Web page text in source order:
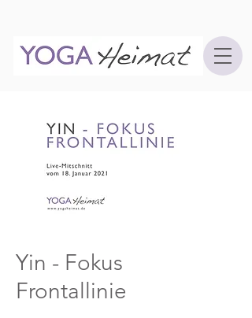
Yin - Fokus
Frontallinie